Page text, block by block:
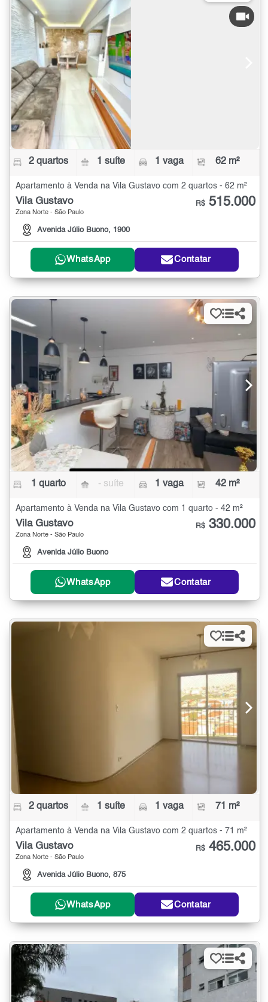
2 quartos 1 suíte 1 vaga 62 m²
Apartamento à Venda na Vila Gustavo com 2 quartos - 62 m²
Vila Gustavo
Zona Norte - São Paulo
Avenida Júlio Buono, 1900
R$ 515.000
WhatsApp Contatar
1 quarto - suíte 1 vaga 42 m²
Apartamento à Venda na Vila Gustavo com 1 quarto - 42 m²
Vila Gustavo
Zona Norte - São Paulo
Avenida Júlio Buono
R$ 330.000
WhatsApp Contatar
2 quartos 1 suíte 1 vaga 71 m²
Apartamento à Venda na Vila Gustavo com 2 quartos - 71 m²
Vila Gustavo
Zona Norte - São Paulo
Avenida Júlio Buono, 875
R$ 465.000
WhatsApp Contatar